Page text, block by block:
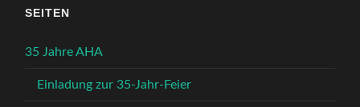
SEITEN
35 Jahre AHA
Einladung zur 35-Jahr-Feier